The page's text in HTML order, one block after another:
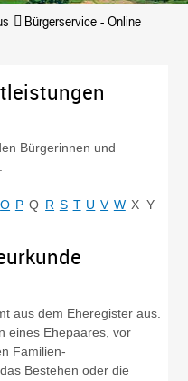
Bürgerservice - Online
Bürgerinnen und
O P Q R S T U V W X Y
aus dem Eheregister aus.
eines Ehepaares, vor
Familien-
Bestehen oder die